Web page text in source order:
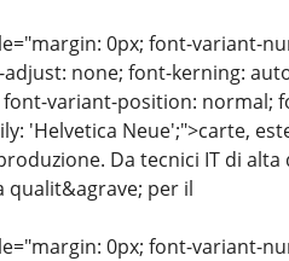
0px; font-variant-
none; font-kerning:
variant-position: normal;
'Helvetica Neue';">carte,
Da tecnici IT di
qualit&agrave; per il
0px; font-variant-